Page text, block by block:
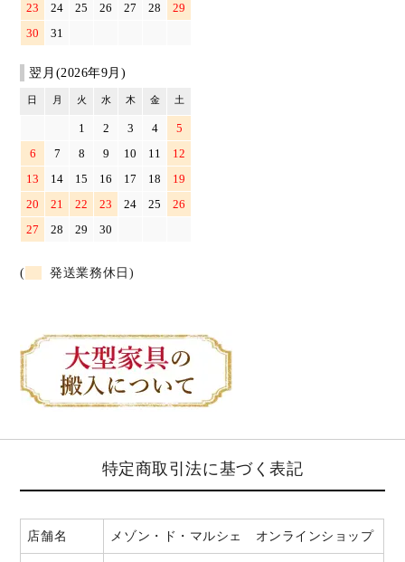
23
24 25 26 27 28
29
30
31
翌月(2026年9月)
日 月 火 水 木 金 土
1 2 3 4
5
6
7 8 9 10 11
12
13
14 15 16 17 18
19
20
21 22 23 24 25
26
27
28 29 30
( 発送業務休日)
特定商取引法に基づく表記
店舗名 メゾン・ド・マルシェ オンラインショップ